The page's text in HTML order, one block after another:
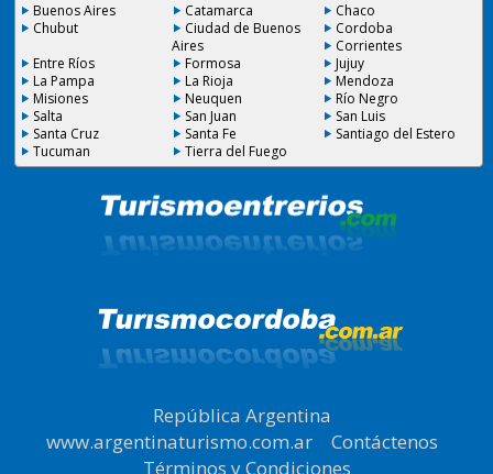
Buenos Aires Catamarca
Chaco
Chubut
Ciudad de Buenos
Aires
Cordoba
Corrientes
Entre Ríos
Formosa
Jujuy
La Pampa
La Rioja
Mendoza
Misiones
Neuquen
Río Negro
Salta
San Juan
San Luis
Santa Cruz
Santa Fe
Santiago del Estero
Tucuman
Tierra del Fuego
República Argentina
www.argentinaturismo.com.ar| Contáctenos
Términos y Condiciones